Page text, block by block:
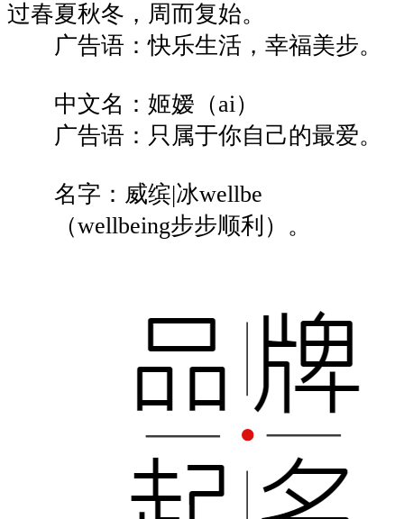
过春夏秋冬，周而复始。
广告语：快乐生活，幸福美步。
中文名：姬嫒（ai）
广告语：只属于你自己的最爱。
名字：威缤|冰wellbe
（wellbeing步步顺利）。